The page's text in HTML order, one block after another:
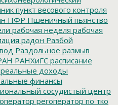
пункт весового контроля
ПФР Пшеничный пьянство
рабочая неделя рабочая
радон Разбой
Раздольное размыв
РАНХиГС расписание
реальные доходы
финансы
сосудистый центр
регоператор по тко